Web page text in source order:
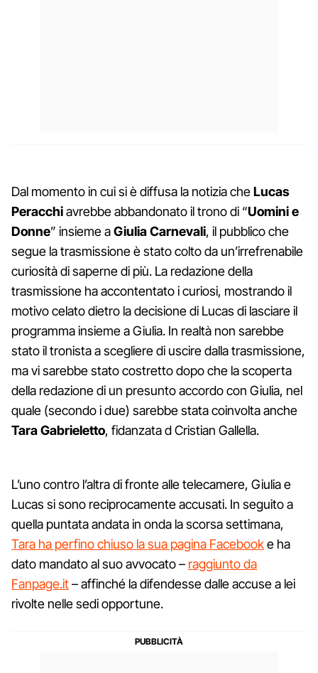
Dal momento in cui si è diffusa la notizia cheLucas
Peracchiavrebbe abbandonato il trono di “Uomini e
Donne” insieme aGiulia Carnevali, il pubblico che
segue la trasmissione è stato colto da un’irrefrenabile
curiosità di saperne di più. La redazione della
trasmissione ha accontentato i curiosi, mostrando il
motivo celato dietro la decisione di Lucas di lasciare il
programma insieme a Giulia. In realtà non sarebbe
stato il tronista a scegliere di uscire dalla trasmissione,
ma vi sarebbe stato costretto dopo che la scoperta
della redazione di un presunto accordo con Giulia, nel
quale (secondo i due) sarebbe stata coinvolta anche
Tara Gabrieletto, fidanzata d Cristian Gallella.
L’uno contro l’altra di fronte alle telecamere, Giulia e
Lucas si sono reciprocamente accusati. In seguito a
quella puntata andata in onda la scorsa settimana,
Tara ha perfino chiuso la sua pagina Facebooke ha
dato mandato al suo avvocato – raggiunto da
Fanpage.it– affinché la difendesse dalle accuse a lei
rivolte nelle sedi opportune.